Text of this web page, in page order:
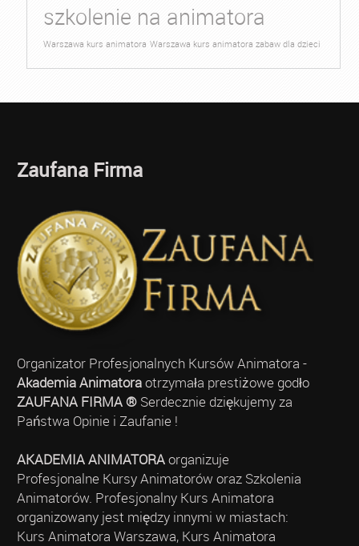
szkolenie na animatora
Warszawa kurs animatora Warszawa kurs animatora zabaw dla dzieci
Zaufana Firma
Organizator Profesjonalnych Kursów Animatora -
Akademia Animatoraotrzymała prestiżowe godło
ZAUFANA FIRMA ®Serdecznie dziękujemy za
Państwa Opinie i Zaufanie !
AKADEMIA ANIMATORAorganizuje
Profesjonalne Kursy Animatorów oraz Szkolenia
Animatorów. Profesjonalny Kurs Animatora
organizowany jest między innymi w miastach:
Kurs Animatora Warszawa, Kurs Animatora